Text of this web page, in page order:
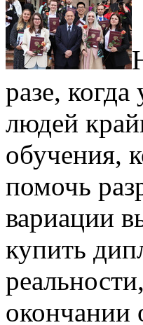
разе,
людей
обучения,
помочь
вариации
купить
окончании